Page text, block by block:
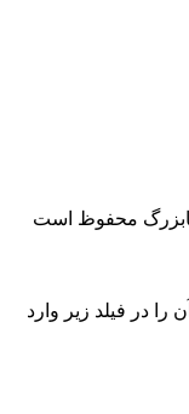
محفوظ است
جهت پیگیری وضعیت سفارش لطفا شماره آن را در فیلد زیر وارد